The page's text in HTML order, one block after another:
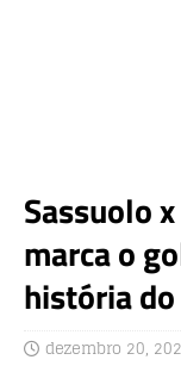
Sassuolo
marca o
história
dezembro 20,